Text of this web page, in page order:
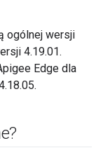
ogólnej wersji
4.19.01.
Edge dla